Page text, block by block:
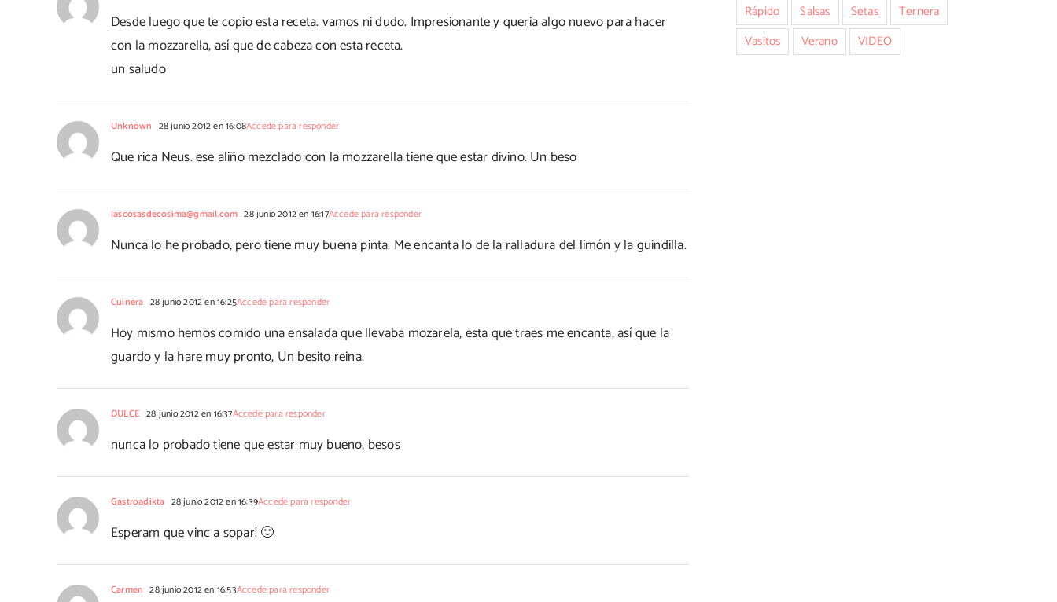
Desde luego que te copio esta receta. vamos ni dudo. Impresionante y queria algo nuevo para hacer
con la mozzarella, así que de cabeza con esta receta.
un saludo
Unknown 28 junio 2012 en 16:08Accede para responder
Que rica Neus. ese aliño mezclado con la mozzarella tiene que estar divino. Un beso
lascosasdecosima@gmail.com 28 junio 2012 en 16:17Accede para responder
Nunca lo he probado, pero tiene muy buena pinta. Me encanta lo de la ralladura del limón y la guindilla.
Cuinera 28 junio 2012 en 16:25Accede para responder
Hoy mismo hemos comido una ensalada que llevaba mozarela, esta que traes me encanta, así que la
guardo y la hare muy pronto, Un besito reina.
DULCE 28 junio 2012 en 16:37Accede para responder
nunca lo probado tiene que estar muy bueno, besos
Gastroadikta 28 junio 2012 en 16:39Accede para responder
Esperam que vinc a sopar! 🙂
Carmen 28 junio 2012 en 16:53Accede para responder
Rápido
Salsas Setas
Ternera
Vasitos
Verano VIDEO